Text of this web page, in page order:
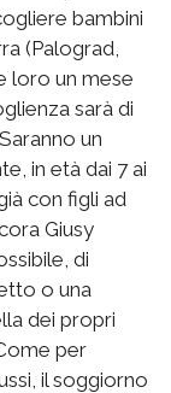
bambini
(Palograd,
loro un mese
sarà di
un
in età dai 7 ai
con figli ad
Giusy
di
o una
dei propri
per
il soggiorno